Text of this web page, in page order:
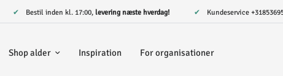
✔ Bestil inden kl. 17:00, levering næste hverdag! ✔ Kundeservice
Shop alder Inspiration For organisationer